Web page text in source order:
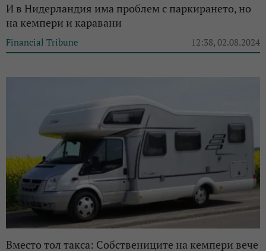
И в Нидерландия има проблем с паркирането, но
на кемпери и каравани
Financial Tribune 12:38, 02.08.2024
Вместо тол такса: Собствениците на кемпери вече